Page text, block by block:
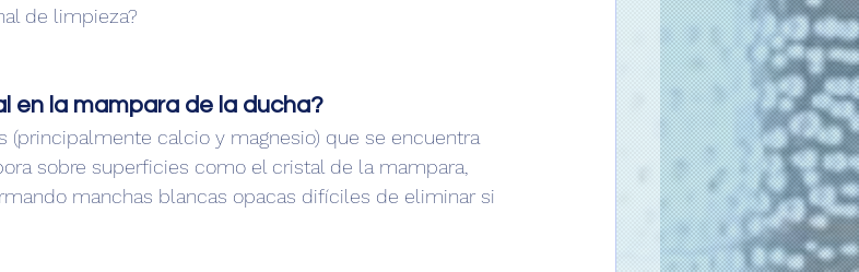
de limpieza?
en la mampara de la ducha?
(principalmente calcio y magnesio) que se encuentra
sobre superficies como el cristal de la mampara,
manchas blancas opacas difíciles de eliminar si